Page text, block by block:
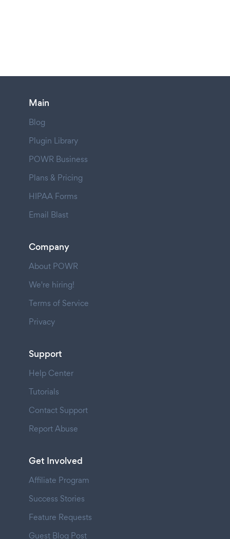
Main
Blog
Plugin Library
POWR Business
Plans & Pricing
HIPAA Forms
Email Blast
Company
About POWR
We're hiring!
Terms of Service
Privacy
Support
Help Center
Tutorials
Contact Support
Report Abuse
Get Involved
Affiliate Program
Success Stories
Feature Requests
Guest Blog Post